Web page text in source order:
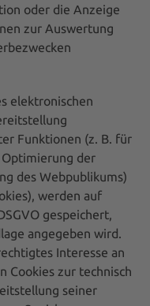
oder die Anzeige
zur Auswertung
elektronischen
Funktionen (z. B. für
der
des Webpublikums)
werden auf
gespeichert,
angegeben wird.
Interesse an
Cookies zur technisch
seiner